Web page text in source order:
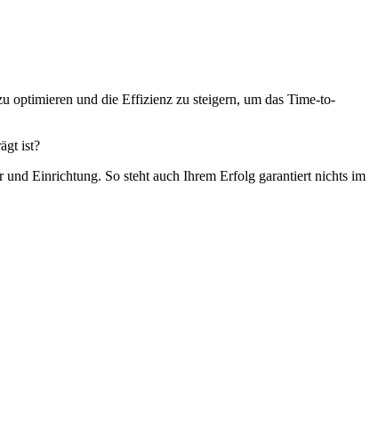
optimieren und die Effizienz zu steigern, um das Time-to-
ist?
Einrichtung. So steht auch Ihrem Erfolg garantiert nichts im